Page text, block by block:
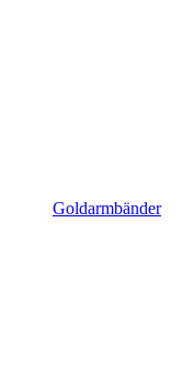
Goldarmbänder